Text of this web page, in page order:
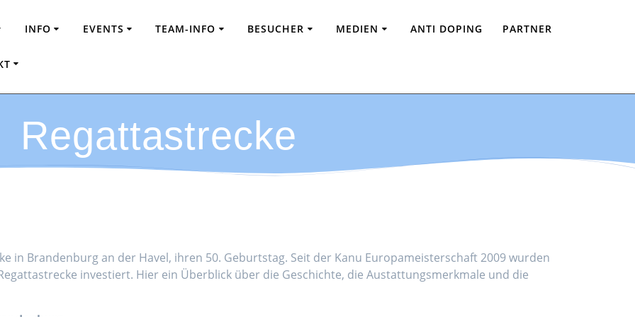
INFO EVENTS TEAM-INFO BESUCHER MEDIEN ANTI DOPING PARTNER
Regattastrecke
in Brandenburg an der Havel, ihren 50. Geburtstag. Seit der Kanu Europameisterschaft 2009 wurden
investiert. Hier ein Überblick über die Geschichte, die Austattungsmerkmale und die